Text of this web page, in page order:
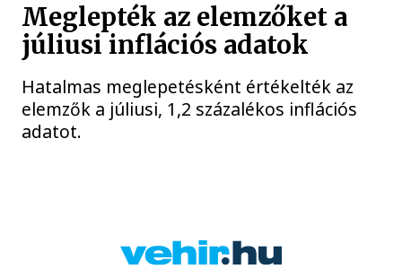
Meglepték az elemzőket a
júliusi inflációs adatok
Hatalmas meglepetésként értékelték az
elemzők a júliusi, 1,2 százalékos inflációs
adatot.